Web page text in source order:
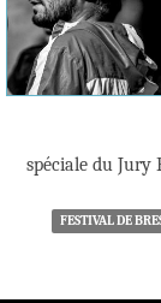
spéciale du Jury
FESTIVAL DE